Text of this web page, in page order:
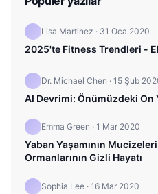
Lisa Martinez · 31 Oca 2020
2025'te Fitness Trendleri -
Dr. Michael Chen · 15 Şub
AI Devrimi: Önümüzdeki On
Emma Green · 1 Mar 2020
Yaban Yaşamının
Ormanlarının Gizli Hayatı
Sophia Lee · 16 Mar 2020